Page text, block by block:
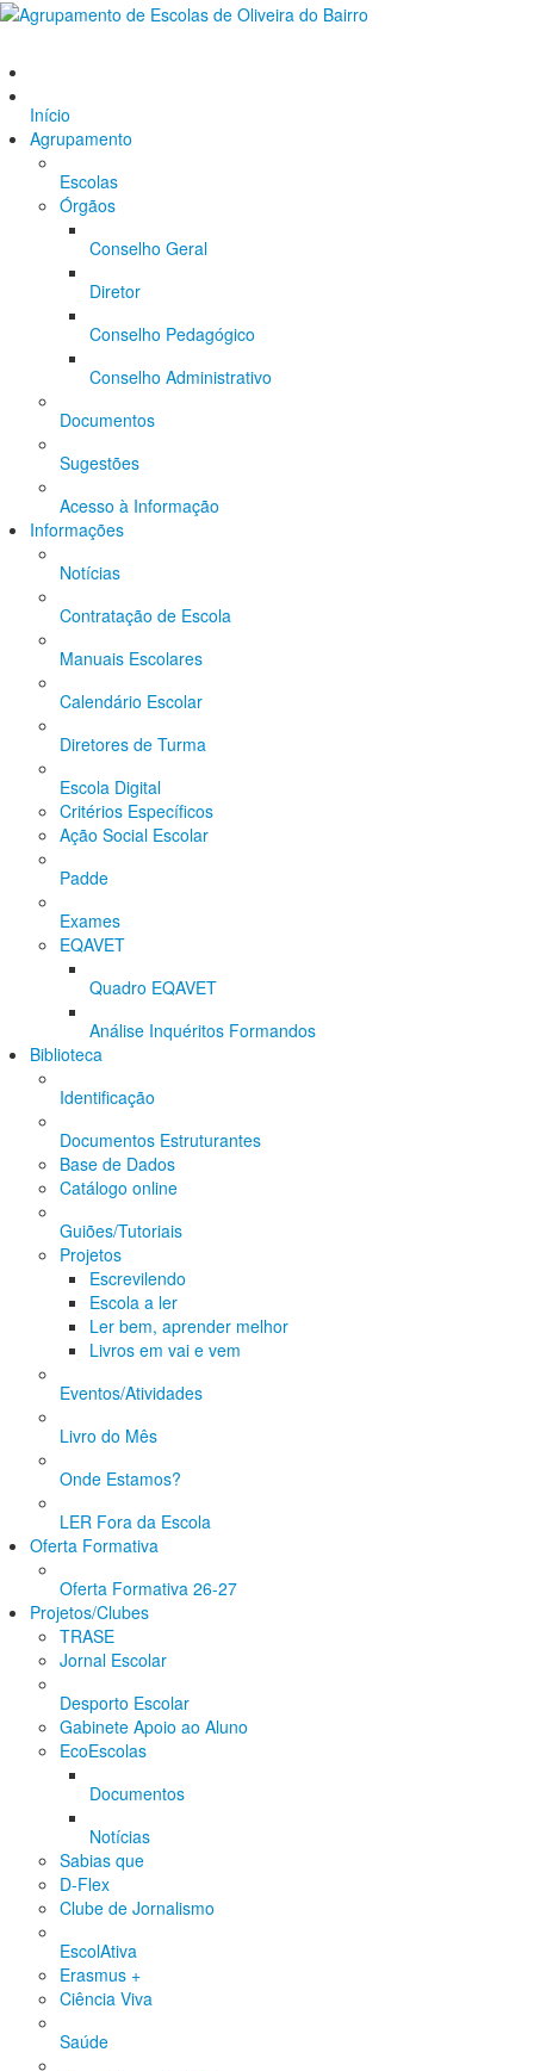
Início
Agrupamento
Escolas
Órgãos
Conselho Geral
Diretor
Conselho Pedagógico
Conselho Administrativo
Documentos
Sugestões
Acesso à Informação
Informações
Notícias
Contratação de Escola
Manuais Escolares
Calendário Escolar
Diretores de Turma
Escola Digital
Critérios Específicos
Ação Social Escolar
Padde
Exames
EQAVET
Quadro EQAVET
Análise Inquéritos Formandos
Biblioteca
Identificação
Documentos Estruturantes
Base de Dados
Catálogo online
Guiões/Tutoriais
Projetos
Escrevilendo
Escola a ler
Ler bem, aprender melhor
Livros em vai e vem
Eventos/Atividades
Livro do Mês
Onde Estamos?
LER Fora da Escola
Oferta Formativa
Oferta Formativa 26-27
Projetos/Clubes
TRASE
Jornal Escolar
Desporto Escolar
Gabinete Apoio ao Aluno
EcoEscolas
Documentos
Notícias
Sabias que
D-Flex
Clube de Jornalismo
EscolAtiva
Erasmus +
Ciência Viva
Saúde